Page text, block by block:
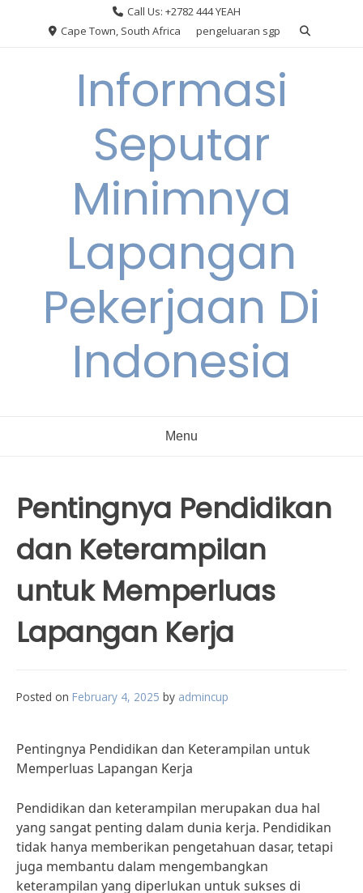
Call Us: +2782 444 YEAH
Cape Town, South Africa
pengeluaran sgp
Informasi
Seputar
Minimnya
Lapangan
Pekerjaan Di
Indonesia
Menu
Pentingnya Pendidikan
dan Keterampilan
untuk Memperluas
Lapangan Kerja
Posted on February 4, 2025 by admincup
Pentingnya Pendidikan dan Keterampilan untuk
Memperluas Lapangan Kerja
Pendidikan dan keterampilan merupakan dua hal
yang sangat penting dalam dunia kerja. Pendidikan
tidak hanya memberikan pengetahuan dasar, tetapi
juga membantu dalam mengembangkan
keterampilan yang diperlukan untuk sukses di